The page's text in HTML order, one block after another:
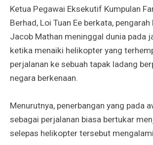
Ketua Pegawai Eksekutif Kumpulan
Berhad, Loi Tuan Ee berkata, pengarah
Jacob Mathan meninggal dunia pada
ketika menaiki helikopter yang
perjalanan ke sebuah tapak ladang
negara berkenaan.
Menurutnya, penerbangan yang pada
sebagai perjalanan biasa bertukar
selepas helikopter tersebut